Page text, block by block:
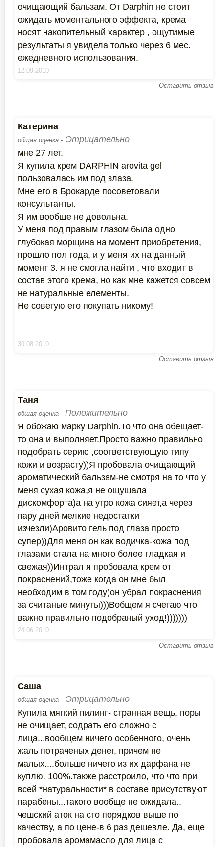
очищающий бальзам. От Darphin не стоит
ожидать моментального эффекта, крема
носят накопительный характер , ощутимые
результаты я увидела только через 6 мес.
ежедневного использования.
12.09.2010
Оставить отзыв
Катерина
общая оценка - Отрицательно
мне 27 лет.
Я купила крем DARPHIN arovita gel
пользовалась им под злаза.
Мне его в Брокарде посоветовали
консультанты.
Я им вообще не довольна.
У меня под правым глазом была одно
глубокая морщина на момент приобретения,
прошло пол года, и у меня их на данный
момент 3. я не смогла найти , что входит в
состав этого крема, но как мне кажется совсем
не натуральные елементы.
Не советую его покупать никому!
30.08.2010
Оставить отзыв
Таня
общая оценка - Положительно
Я обожаю марку Darphin.То что она обещает-
то она и выполняет.Просто важно правильно
подобрать серию ,соответствующую типу
кожи и возрасту))Я пробовала очищающий
ароматический бальзам-не смотря на то что у
меня сухая кожа,я не ощущала
дискомфорта)а на утро кожа сияет,а через
пару дней мелкие недостатки
изчезли)Аровито гель под глаза просто
супер))Для меня он как водичка-кожа под
глазами стала на много более гладкая и
свежая))Интрал я пробовала крем от
покраснений,тоже когда он мне был
необходим в том году)он убрал покраснения
за считаные минуты)))Вобщем я счетаю что
важно правильно подобраный уход!)))))))
24.06.2010
Оставить отзыв
Саша
общая оценка - Отрицательно
Купила мягкий пилинг- странная вещь, поры
не очищает, содрать его сложно с
лица...вообщем ничего особенного, очень
жаль потраченых денег, причем не
малых....больше ничего из их дарфана не
куплю. 100%.также расстроило, что что при
всей *натуральности* в составе присутствуют
парабены...такого вообще не ожидала..
чешский аток на сто порядков выше по
качеству, а по цене-в 6 раз дешевле. Да, еще
пробовала аромамасло для лица с